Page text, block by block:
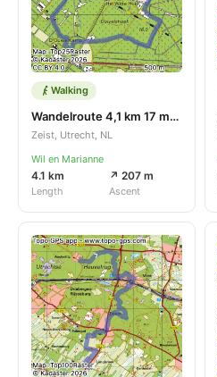
Walking
Wandelroute 4,1 km 17 mrt 2026
Zeist, Utrecht, NL
Wil en Marianne
4.1 km
Length
↗ 207 m
Ascent